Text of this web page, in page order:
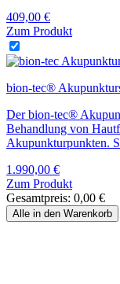
409,00 €
Zum Produkt
bion-tec®
Der bion-tec®
Behandlung von
Akupunkturpunkten.
1.990,00 €
Zum Produkt
Gesamtpreis: 0,00 €
Alle in den Warenkorb